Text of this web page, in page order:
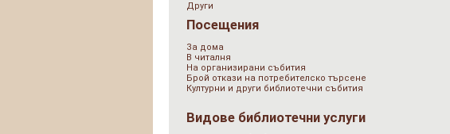
Други
Посещения
За дома
В читалня
На организирани събития
Брой откази на потребителско търсене
Културни и други библиотечни събития
Видове библиотечни услуги